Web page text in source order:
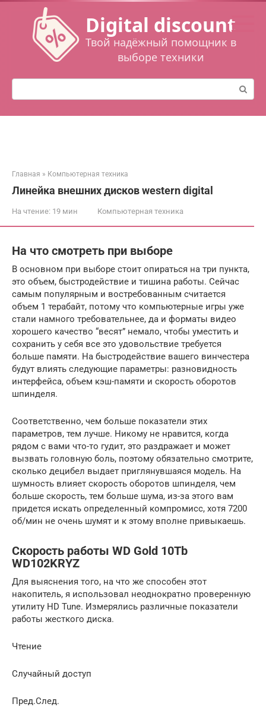
Перейти
контенту
Digital discount
Твой надёжный помощник в
выборе техники
Поиск:
Главная » Компьютерная техника
Линейка внешних дисков western digital
На чтение: 19 мин Компьютерная техника
На что смотреть при выборе
В основном при выборе стоит опираться на три пункта,
это объем, быстродействие и тишина работы. Сейчас
самым популярным и востребованным считается
объем 1 терабайт, потому что компьютерные игры уже
стали намного требовательнее, да и форматы видео
хорошего качество “весят” немало, чтобы уместить и
сохранить у себя все это удовольствие требуется
больше памяти. На быстродействие вашего винчестера
будут влиять следующие параметры: разновидность
интерфейса, объем кэш-памяти и скорость оборотов
шпинделя.
Соответственно, чем больше показатели этих
параметров, тем лучше. Никому не нравится, когда
рядом с вами что-то гудит, это раздражает и может
вызвать головную боль, поэтому обязательно смотрите,
сколько децибел выдает приглянувшаяся модель. На
шумность влияет скорость оборотов шпинделя, чем
больше скорость, тем больше шума, из-за этого вам
придется искать определенный компромисс, хотя 7200
об/мин не очень шумят и к этому вполне привыкаешь.
Скорость работы WD Gold 10Tb
WD102KRYZ
Для выяснения того, на что же способен этот
накопитель, я использовал неоднократно проверенную
утилиту HD Tune. Измерялись различные показатели
работы жесткого диска.
Чтение
Случайный доступ
Пред.След.